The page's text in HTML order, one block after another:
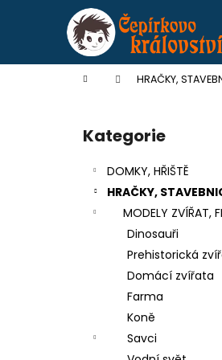
Domů HRAČKY,
Přeskočit
kategorie
Kategorie
DOMKY, HŘIŠTĚ
HRAČKY,
MODELY ZVÍŘAT,
Dinosauři
Prehistorická
Domácí zvířata
Farma
Koně
Savci
í
Zpět
do
Zpět
do
SENTOSPHERE SLIME -